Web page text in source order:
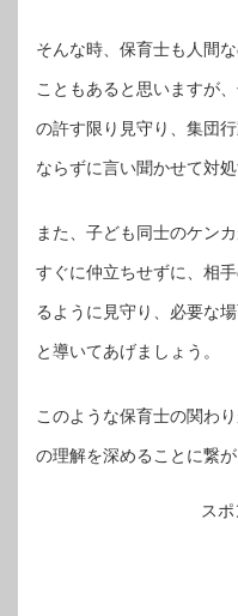
そんな時、保育士も人間
こともあると思いますが
の許す限り見守り、集団
ならずに言い聞かせて対
また、子ども同士のケン
すぐに仲立ちせずに、相
るように見守り、必要な
と導いてあげましょう。
このような保育士の関わ
の理解を深めることに繋
ス